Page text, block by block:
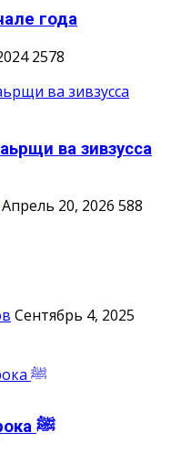
года
2578
ва зивзусса
Апрель 20, 2026 588
Сентябрь 4, 2025
Город нашего Пророка ‎ﷺ